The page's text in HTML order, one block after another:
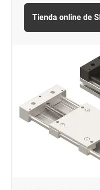
Tienda online de